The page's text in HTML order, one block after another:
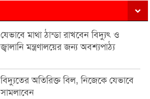
যেভাবে মাথা ঠান্ডা রাখবেন বিদ্যুৎ ও
জ্বালানি মন্ত্রণালয়ের জন্য অবশ্যপাঠ্য
বিদ্যুতের অতিরিক্ত বিল, নিজেকে যেভাবে
সামলাবেন